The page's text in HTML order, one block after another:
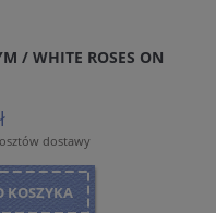
/ WHITE ROSES ON
dostawy
KOSZYKA